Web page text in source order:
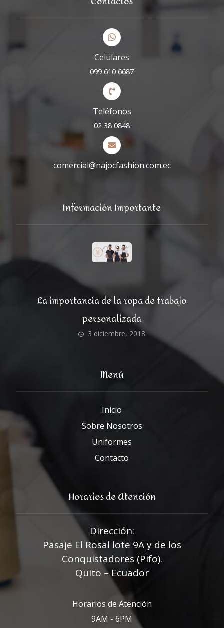
Celulares
099 610 6687
Teléfonos
02 38 0848
comercial@najocfashion.com.ec
Información Importante
La importancia de la ropa de trabajo
personalizada
3 diciembre, 2018
Menú
Inicio
Sobre Nosotros
Uniformes
Contacto
Horarios de Atención
Dirección:
Pasaje El Rosal lote 9A y de los
Conquistadores (Pifo).
Quito – Ecuador
Horarios de Atención
9AM - 6PM